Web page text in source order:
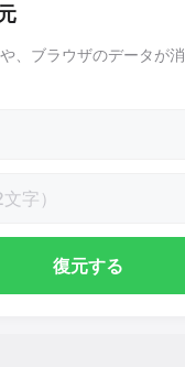
、ブラウザのデータが
復元する